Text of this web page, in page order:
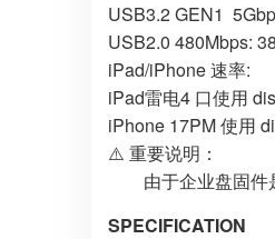
USB3.2 GEN1
USB2.0 480Mbps:
iPad/iPhone 速率:
iPad雷电4 口使用
iPhone 17PM 使用
⚠️ 重要说明：
由于企业盘固件是
SPECIFICATION